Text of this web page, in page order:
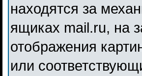
находятся за
ящиках mail.ru, на
отображения
или